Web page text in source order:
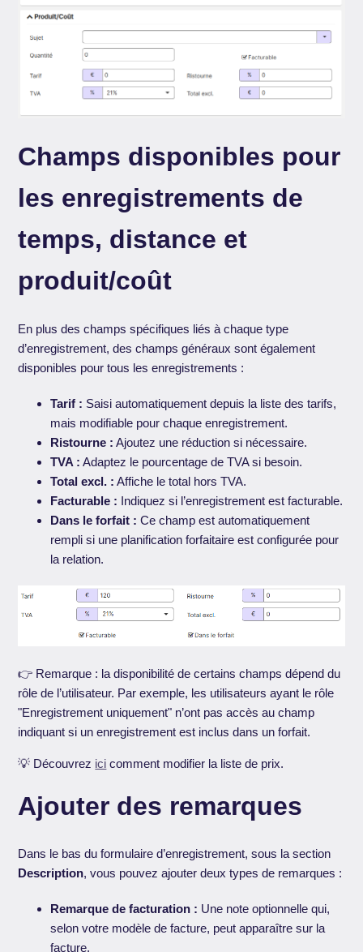
Champs disponibles pour
les enregistrements de
temps, distance et
produit/coût
En plus des champs spécifiques liés à chaque type
d’enregistrement, des champs généraux sont également
disponibles pour tous les enregistrements :
Tarif : Saisi automatiquement depuis la liste des tarifs,
mais modifiable pour chaque enregistrement.
Ristourne : Ajoutez une réduction si nécessaire.
TVA : Adaptez le pourcentage de TVA si besoin.
Total excl. : Affiche le total hors TVA.
Facturable : Indiquez si l’enregistrement est facturable.
Dans le forfait : Ce champ est automatiquement
rempli si une planification forfaitaire est configurée pour
la relation.
👉 Remarque : la disponibilité de certains champs dépend du
rôle de l’utilisateur. Par exemple, les utilisateurs ayant le rôle
"Enregistrement uniquement" n’ont pas accès au champ
indiquant si un enregistrement est inclus dans un forfait.
💡 Découvrez ici comment modifier la liste de prix.
Ajouter des remarques
Dans le bas du formulaire d’enregistrement, sous la section
Description, vous pouvez ajouter deux types de remarques :
Remarque de facturation : Une note optionnelle qui,
selon votre modèle de facture, peut apparaître sur la
facture.